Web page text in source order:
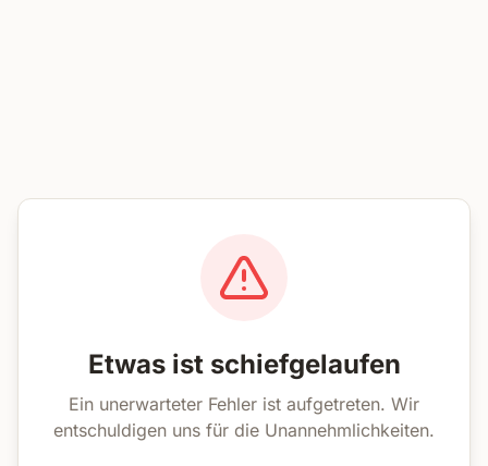
Etwas ist schiefgelaufen
Ein unerwarteter Fehler ist aufgetreten. Wir
entschuldigen uns für die Unannehmlichkeiten.